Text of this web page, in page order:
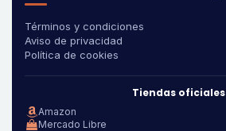
Términos y condiciones
Aviso de privacidad
Política de cookies
Tiendas oficiales
Amazon
Mercado Libre